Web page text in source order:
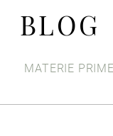
BLOG
MATERIE PRIME